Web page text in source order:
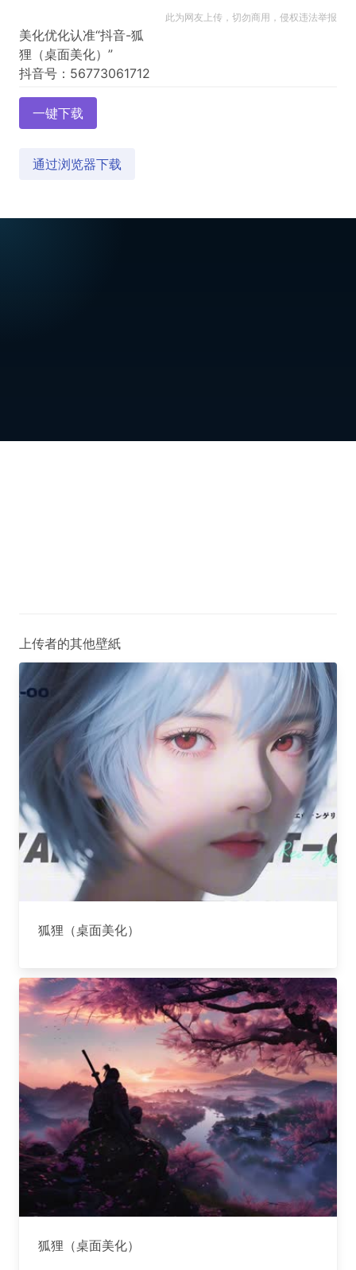
此为网友上传，切勿商用，侵权违法举报
美化优化认准“抖音-狐
狸（桌面美化）”
一键下载
通过浏览器下载
上传者的其他壁紙
狐狸（桌面美化）
狐狸（桌面美化）